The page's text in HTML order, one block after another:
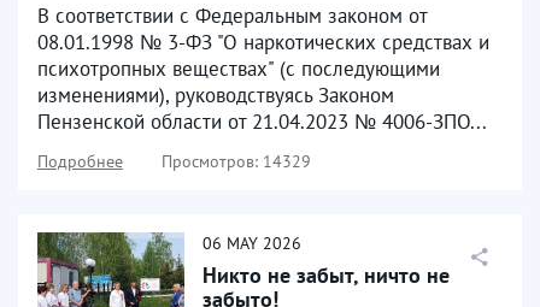
В соответствии с Федеральным законом от
08.01.1998 № 3-ФЗ "О наркотических средствах и
психотропных веществах" (с последующими
изменениями), руководствуясь Законом
Пензенской области от 21.04.2023 № 4006-ЗПО...
Подробнее Просмотров: 14329
06 MAY 2026
Никто не забыт, ничто не
забыто!